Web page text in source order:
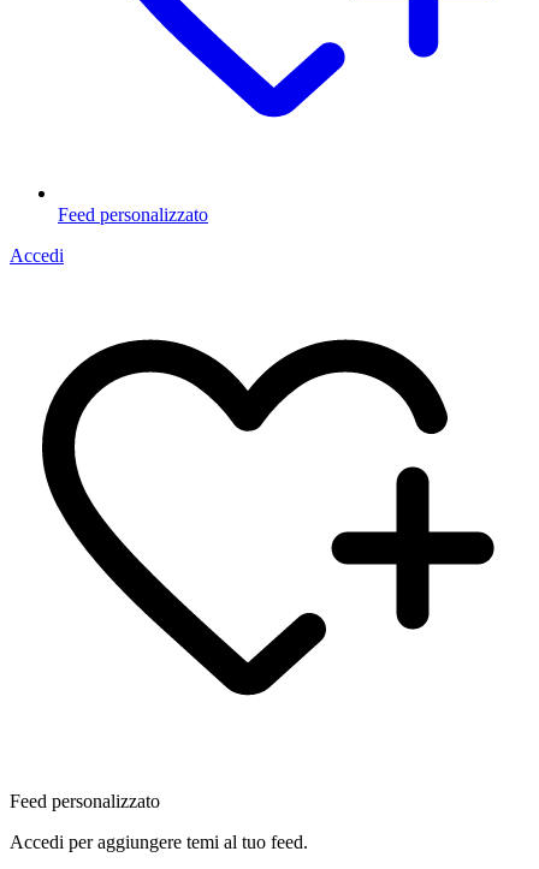
Feed personalizzato
Accedi
Feed personalizzato
Accedi per aggiungere temi al tuo feed.